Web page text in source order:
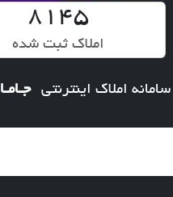
8145
املاک ثبت شده
املاک اینترنتی جـامـا